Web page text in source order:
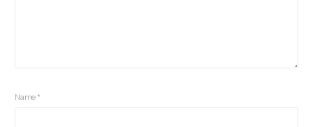
Name*